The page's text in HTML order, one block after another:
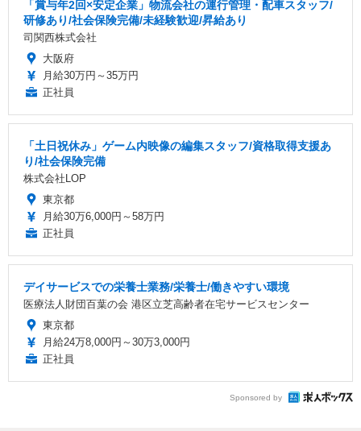
「賞与年2回×安定企業」物流会社の運行管理・配車スタッフ/
研修あり/社会保険完備/未経験歓迎/昇給あり
司関西株式会社
大阪府
月給30万円～35万円
正社員
「土日祝休み」ゲーム内映像の編集スタッフ/資格取得支援あ
り/社会保険完備
株式会社LOP
東京都
月給30万6,000円～58万円
正社員
デイサービスでの栄養士業務/栄養士/働きやすい環境
医療法人財団百葉の会 港区立芝高齢者在宅サービスセンター
東京都
月給24万8,000円～30万3,000円
正社員
Sponsored by